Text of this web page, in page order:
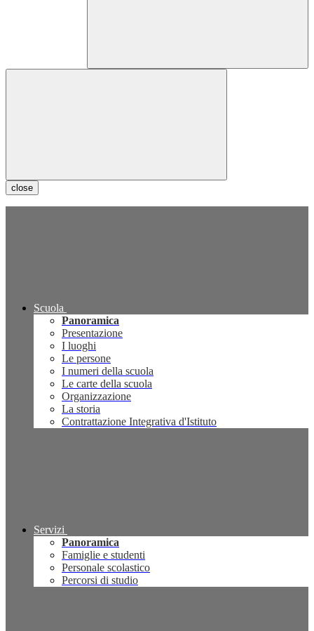
close
Scuola
Panoramica
Presentazione
I luoghi
Le persone
I numeri della scuola
Le carte della scuola
Organizzazione
La storia
Contrattazione Integrativa d'Istituto
Servizi
Panoramica
Famiglie e studenti
Personale scolastico
Percorsi di studio